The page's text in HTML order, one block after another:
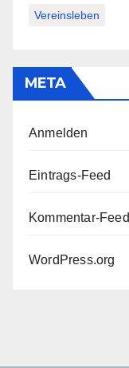
Vereinsleben
META
Anmelden
Eintrags-Feed
Kommentar-Feed
WordPress.org